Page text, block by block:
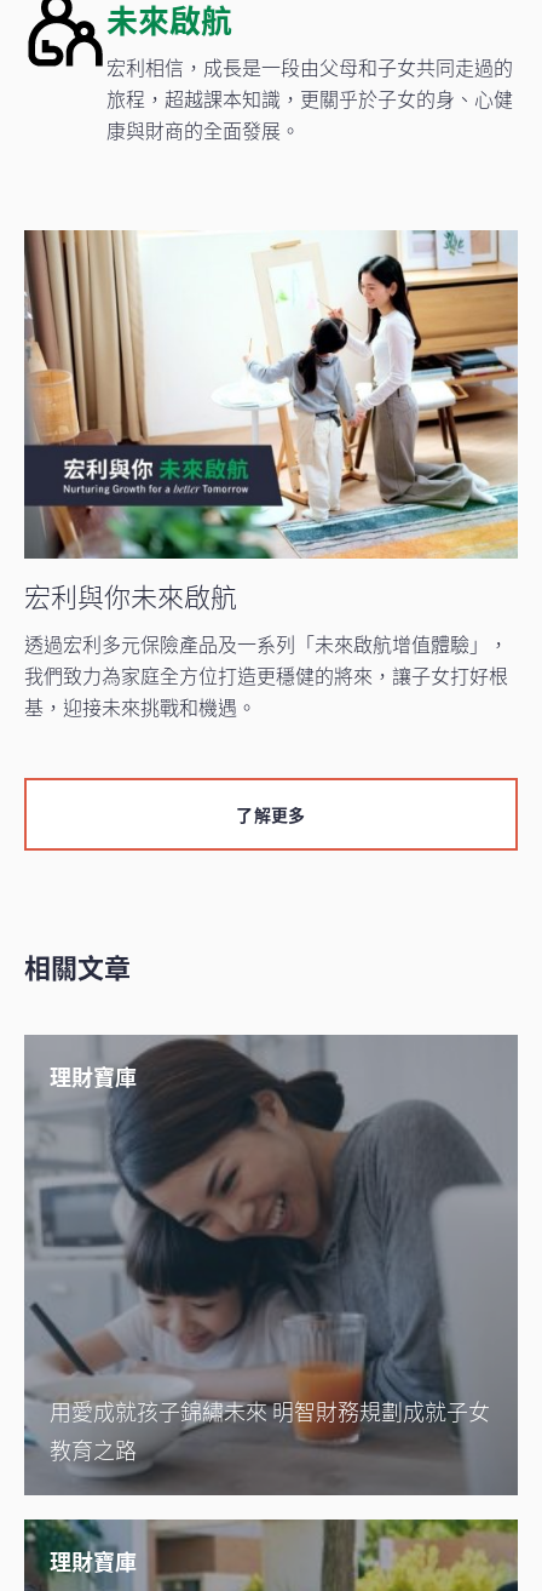
未來啟航
宏利相信，成長是一段由父母和子女共同走過的
旅程，超越課本知識，更關乎於子女的身、心健
康與財商的全面發展。
宏利與你未來啟航
透過宏利多元保險產品及一系列「未來啟航增值體驗」，
我們致力為家庭全方位打造更穩健的將來，讓子女打好根
基，迎接未來挑戰和機遇。
了解更多
相關文章
理財寶庫
用愛成就孩子錦繡未來 明智財務規劃成就子女
教育之路
理財寶庫